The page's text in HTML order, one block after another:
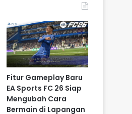
Fitur Gameplay Baru
EA Sports FC 26 Siap
Mengubah Cara
Bermain di Lapangan